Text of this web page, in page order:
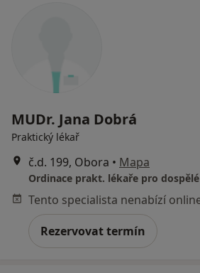
MUDr. Jana Dobrá
Praktický lékař
č.d. 199, Obora • Mapa
Ordinace prakt. lékaře pro dospělé
Rezervovat termín